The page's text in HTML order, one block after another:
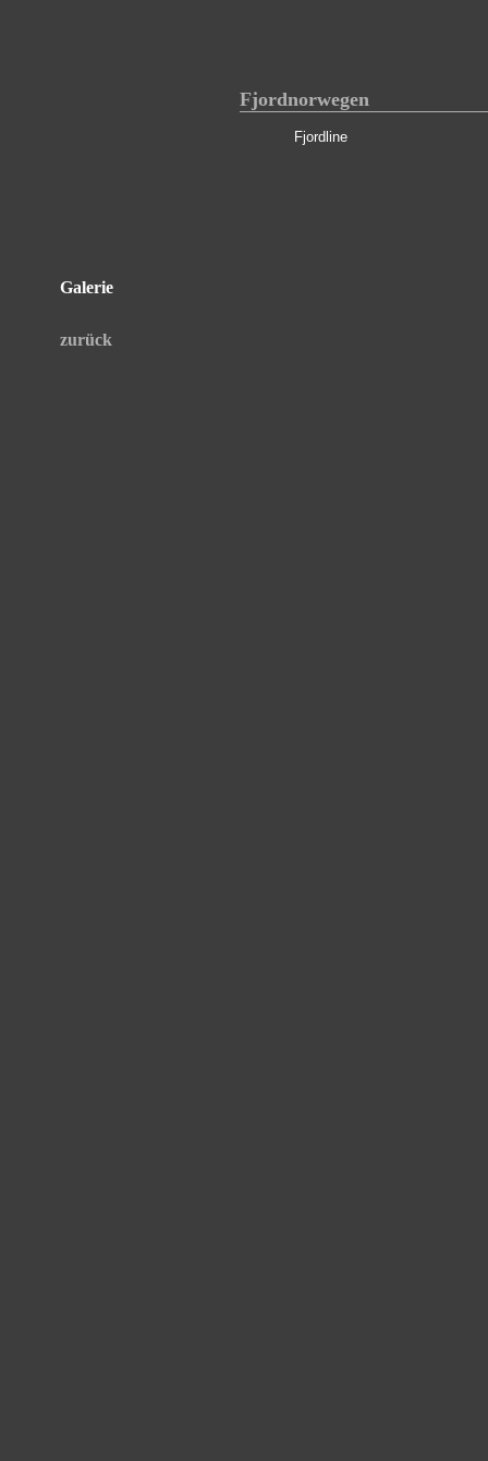
Galerie
zurück
Fjordnorwegen
Fjordline